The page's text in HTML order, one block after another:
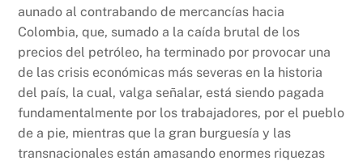
aunado al contrabando de mercancías hacia
Colombia, que, sumado a la caída brutal de los
precios del petróleo, ha terminado por provocar una
de las crisis económicas más severas en la historia
del país, la cual, valga señalar, está siendo pagada
fundamentalmente por los trabajadores, por el pueblo
de a pie, mientras que la gran burguesía y las
transnacionales están amasando enormes riquezas